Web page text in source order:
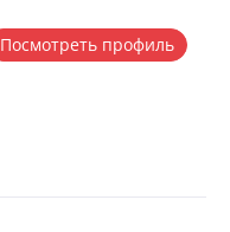
Посмотреть профиль